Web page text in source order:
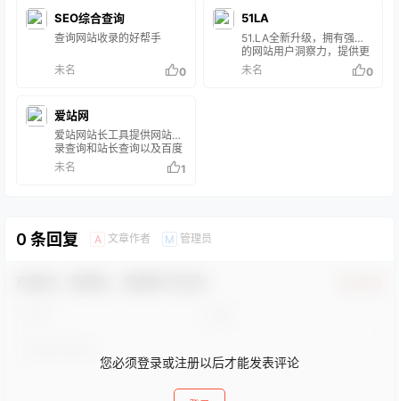
具，甚至可以一次向不同的
数据库查询。网页接口的查
询工具仍然依赖WHOIS协议
向服务器发送查询请求，命
令行接口的工具仍然被系统
SEO综合查询
查询网站收录的好帮手
未名 0
51LA
51.LA全新升级，拥有强大
的网站用户洞察力，提供更
加精准全面的来路统计分
析、数据报表可视化、网站
未名 0
爱站网
爱站网站长工具提供网站收
录查询和站长查询以及百度
权重值查询等多个站长工
具，免费查询各种工具，包
未名 1
0 条回复 A 文章作者 M 管理员
您必须登录或注册以后才能发表评论